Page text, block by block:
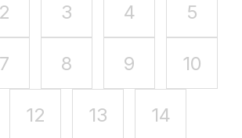
2 3 4 5
7 8 9 10
12 13 14